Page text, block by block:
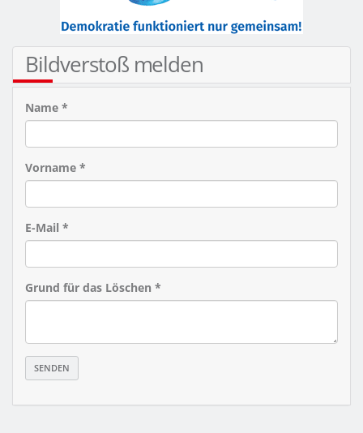
Bildverstoß melden
Name *
Vorname *
E-Mail *
Grund für das Löschen *